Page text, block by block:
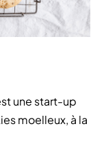
une start-up
moelleux, à la